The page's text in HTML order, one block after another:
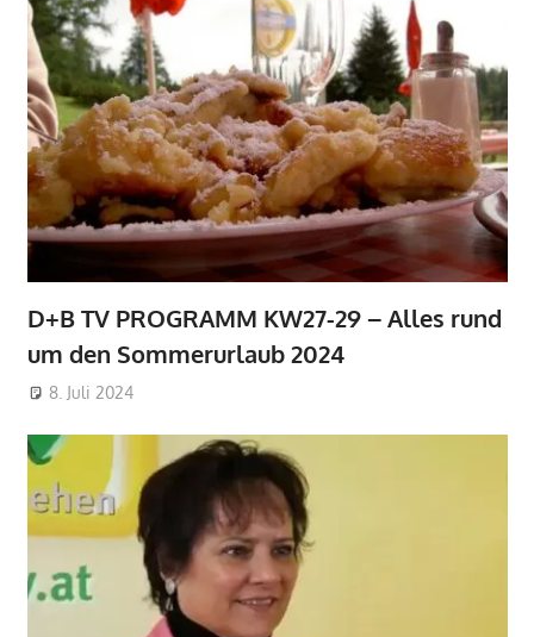
D+B TV PROGRAMM KW27-29 – Alles rund
um den Sommerurlaub 2024
8. Juli 2024